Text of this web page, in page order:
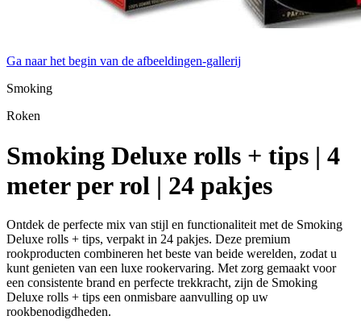
Ga naar het begin van de afbeeldingen-gallerij
Smoking
Roken
Smoking Deluxe rolls + tips | 4
meter per rol | 24 pakjes
Ontdek de perfecte mix van stijl en functionaliteit met de Smoking
Deluxe rolls + tips, verpakt in 24 pakjes. Deze premium
rookproducten combineren het beste van beide werelden, zodat u
kunt genieten van een luxe rookervaring. Met zorg gemaakt voor
een consistente brand en perfecte trekkracht, zijn de Smoking
Deluxe rolls + tips een onmisbare aanvulling op uw
rookbenodigdheden.